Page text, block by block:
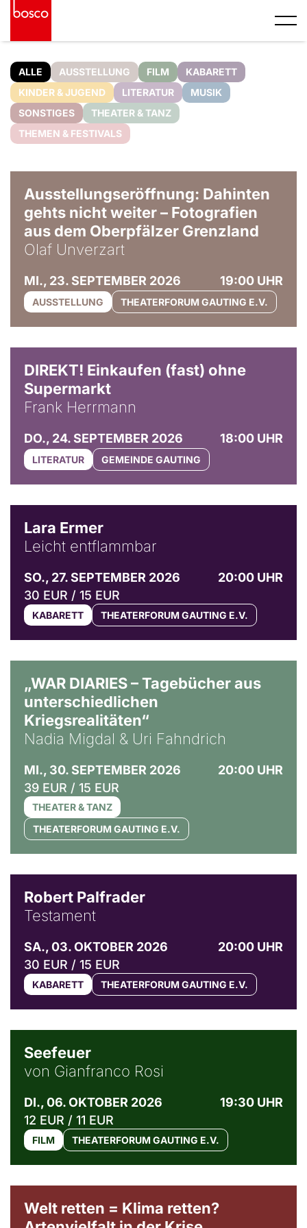
ALLE AUSSTELLUNG FILM
KABARETT
KINDER & JUGEND
LITERATUR
MUSIK
SONSTIGES
THEATER & TANZ
THEMEN & FESTIVALS
Ausstellungseröffnung: Dahinten
gehts nicht weiter – Fotografien
aus dem Oberpfälzer Grenzland
Olaf Unverzart
MI., 23. SEPTEMBER 2026 19:00 UHR
AUSSTELLUNG THEATERFORUM GAUTING E.V.
DIREKT! Einkaufen (fast) ohne
Supermarkt
Frank Herrmann
DO., 24. SEPTEMBER 2026 18:00 UHR
LITERATUR GEMEINDE GAUTING
Lara Ermer
Leicht entflammbar
SO., 27. SEPTEMBER 2026
20:00 UHR
30 EUR / 15 EUR
KABARETT THEATERFORUM GAUTING E.V.
„WAR DIARIES – Tagebücher aus
unterschiedlichen
Kriegsrealitäten“
Nadia Migdal & Uri Fahndrich
MI., 30. SEPTEMBER 2026
20:00 UHR
39 EUR / 15 EUR
THEATER & TANZ
THEATERFORUM GAUTING E.V.
Robert Palfrader
Testament
SA., 03. OKTOBER 2026
20:00 UHR
30 EUR / 15 EUR
KABARETT THEATERFORUM GAUTING E.V.
Seefeuer
von Gianfranco Rosi
DI., 06. OKTOBER 2026
19:30 UHR
12 EUR / 11 EUR
FILM THEATERFORUM GAUTING E.V.
Welt retten = Klima retten?